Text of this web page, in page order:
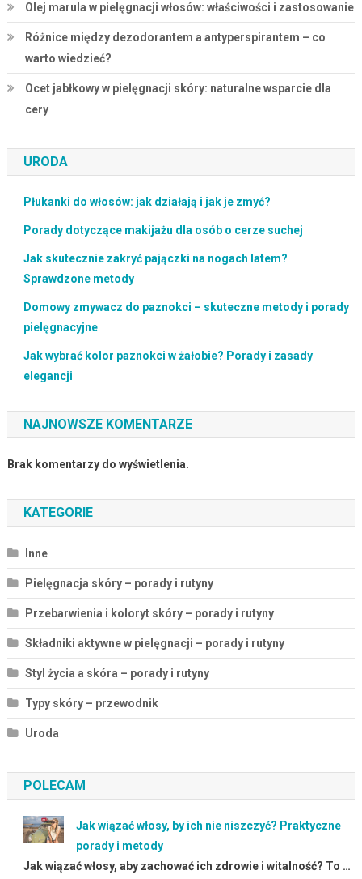
Olej marula w pielęgnacji włosów: właściwości i zastosowanie
Różnice między dezodorantem a antyperspirantem – co
warto wiedzieć?
Ocet jabłkowy w pielęgnacji skóry: naturalne wsparcie dla
cery
URODA
Płukanki do włosów: jak działają i jak je zmyć?
Porady dotyczące makijażu dla osób o cerze suchej
Jak skutecznie zakryć pajączki na nogach latem?
Sprawdzone metody
Domowy zmywacz do paznokci – skuteczne metody i porady
pielęgnacyjne
Jak wybrać kolor paznokci w żałobie? Porady i zasady
elegancji
NAJNOWSZE KOMENTARZE
Brak komentarzy do wyświetlenia.
KATEGORIE
Inne
Pielęgnacja skóry – porady i rutyny
Przebarwienia i koloryt skóry – porady i rutyny
Składniki aktywne w pielęgnacji – porady i rutyny
Styl życia a skóra – porady i rutyny
Typy skóry – przewodnik
Uroda
POLECAM
Jak wiązać włosy, by ich nie niszczyć? Praktyczne
porady i metody
Jak wiązać włosy, aby zachować ich zdrowie i witalność? To …